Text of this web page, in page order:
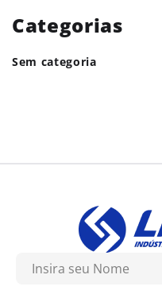
Categorias
Sem categoria